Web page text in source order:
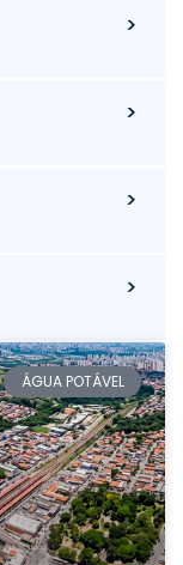
ÁGUA POTÁVEL